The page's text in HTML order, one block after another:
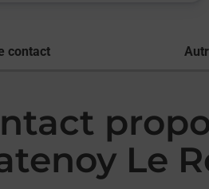
contact
Le